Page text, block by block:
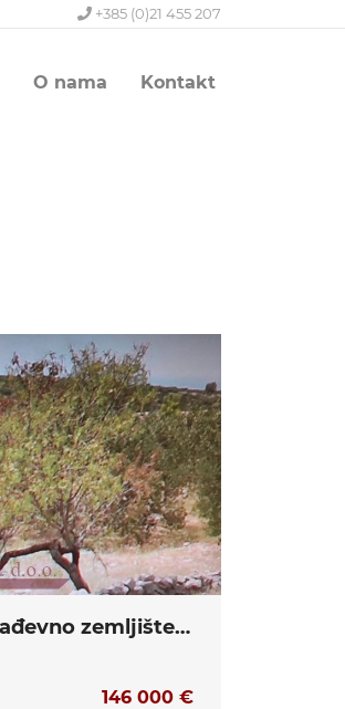
+385 (0)21 455 207
O nama Kontakt
Atraktivno građevno zemljište Primošten
146 000 €